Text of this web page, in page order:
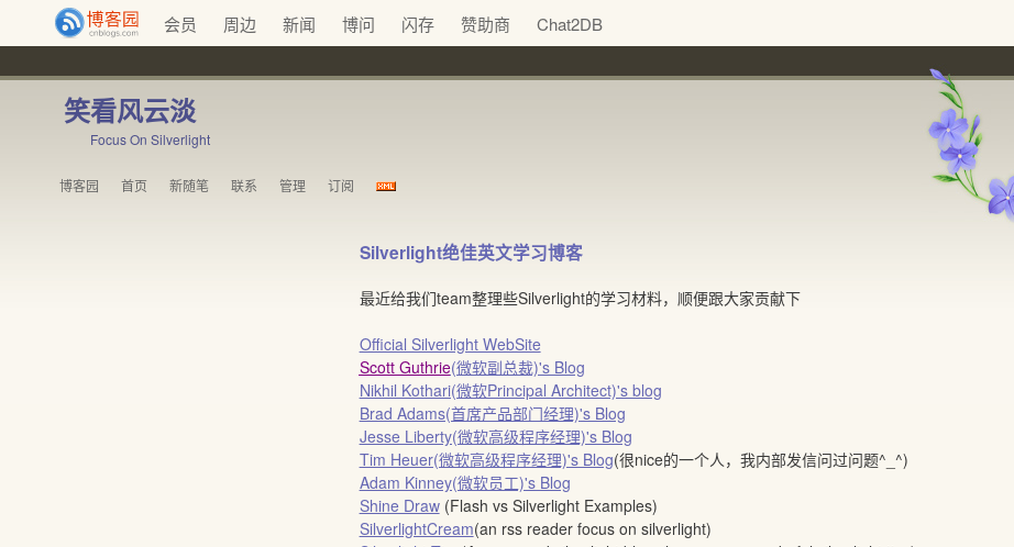
会员 周边 新闻 博问 闪存 赞助商 Chat2DB
笑看风云淡
Focus On Silverlight
博客园 首页 新随笔 联系 管理 订阅
Silverlight绝佳英文学习博客
最近给我们team整理些Silverlight的学习材料，顺便跟大家贡献下
Official Silverlight WebSite
Scott Guthrie(微软副总裁)'s Blog
Nikhil Kothari(微软Principal Architect)'s blog
Brad Adams(首席产品部门经理)'s Blog
Jesse Liberty(微软高级程序经理)'s Blog
Tim Heuer(微软高级程序经理)'s Blog(很nice的一个人，我内部发信问过问题^_^)
Adam Kinney(微软员工)'s Blog
Shine Draw(Flash vs Silverlight Examples)
SilverlightCream(an rss reader focus on silverlight)